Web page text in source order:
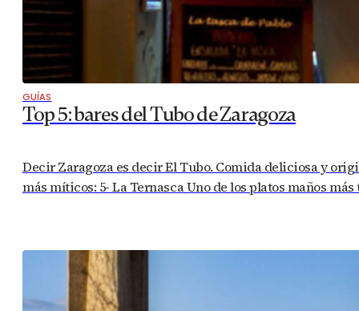
GUÍAS
Top 5: bares del Tubo de Zaragoza
Decir Zaragoza es decir El Tubo. Comida deliciosa y
más míticos: 5- La Ternasca Uno de los platos maños